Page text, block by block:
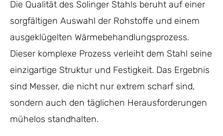
Die Qualität des Solinger Stahls beruht auf einer
sorgfältigen Auswahl der Rohstoffe und einem
ausgeklügelten Wärmebehandlungsprozess.
Dieser komplexe Prozess verleiht dem Stahl seine
einzigartige Struktur und Festigkeit. Das Ergebnis
sind Messer, die nicht nur extrem scharf sind,
sondern auch den täglichen Herausforderungen
mühelos standhalten.